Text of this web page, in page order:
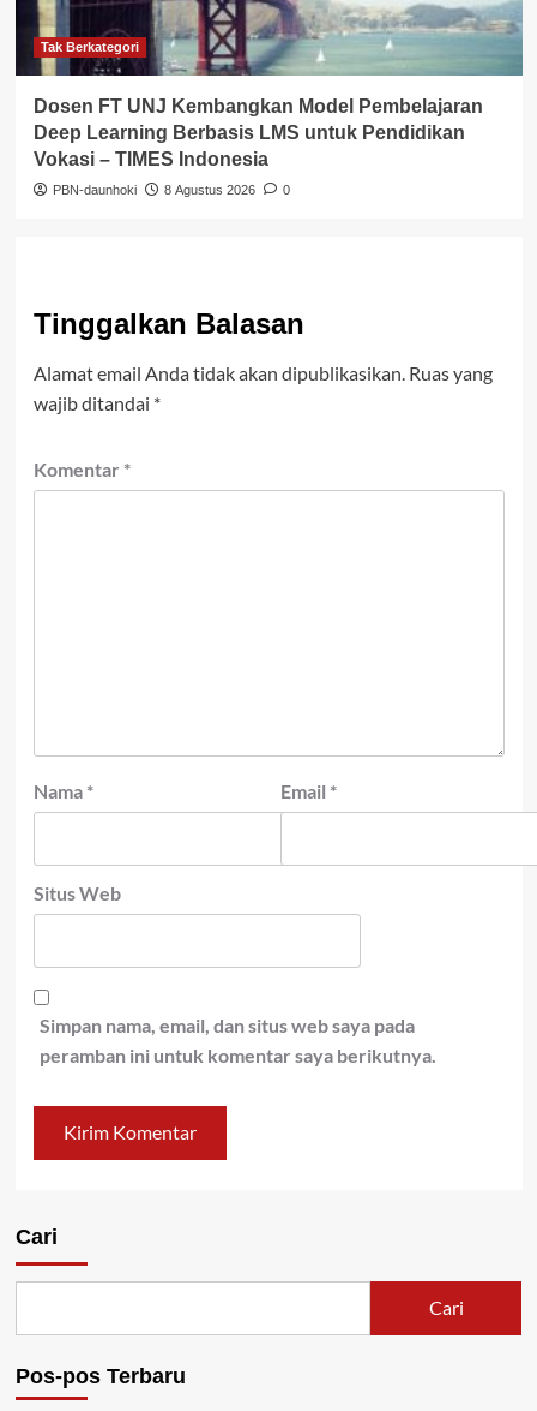
Tak Berkategori
Dosen FT UNJ Kembangkan Model Pembelajaran
Deep Learning Berbasis LMS untuk Pendidikan
Vokasi – TIMES Indonesia
PBN-daunhoki 8 Agustus 2026 0
Tinggalkan Balasan
Alamat email Anda tidak akan dipublikasikan. Ruas yang
wajib ditandai *
Komentar *
Nama * Email *
Situs Web
Simpan nama, email, dan situs web saya pada
peramban ini untuk komentar saya berikutnya.
Cari
Cari
Pos-pos Terbaru